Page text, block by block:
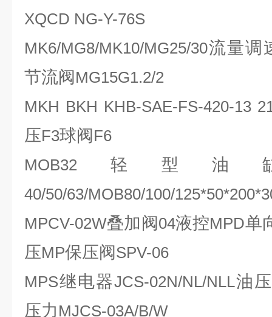
XQCD NG-Y-76S
MK6/MG8/MK10/MG25/30流量调
节流阀 MG15G1.2/2
MKH BKH KHB-SAE-FS-420-13
压F3球阀 F6
MOB32 轻型油
40/50/63/MOB80/100/
MPCV-02W叠加阀04液控MPD单
压MP保压阀SPV-06
MPS继电器JCS-02N/NL/NLL油压
压力 MJCS-03A/B/W